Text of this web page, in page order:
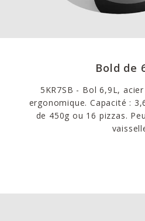
Bold de
5KR7SB - Bol 6,9L,
ergonomique. Capacité :
de 450g ou 16 pizzas.